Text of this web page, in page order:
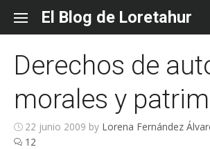
content
El Blog de Loretahur
Derechos de
morales y
22 junio 2009 by Lorena Fernández
12